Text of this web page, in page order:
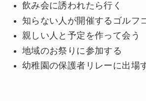
飲み会に誘われたら行く
知らない人が開催するゴルフ
親しい人と予定を作って会う
地域のお祭りに参加する
幼稚園の保護者リレーに出場